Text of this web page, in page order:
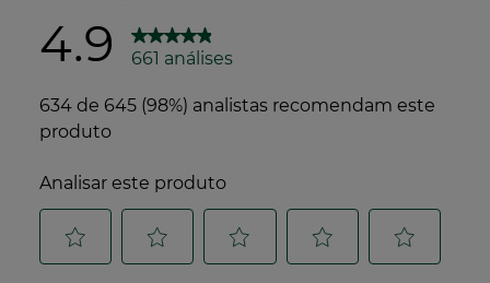
Sistema de Gestão da Responsabilidade Social
certificado*
O produto não contém quaisquer ingredientes
ou derivados de origem animal
missão e trabalha para a natureza e para as
Sabe mais sobre o seu programa de
compromisso Act Beautiful com 10 ações
concretas e ambições para 2030.